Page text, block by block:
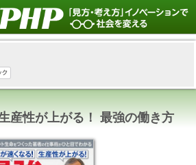
産性が上がる！ 最強の働き方